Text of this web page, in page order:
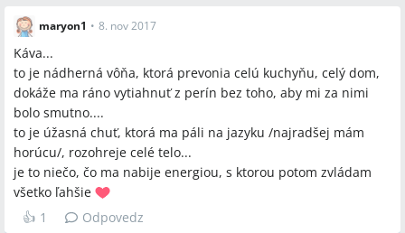
Q:Ako káva súvisí s vôňou a spomienkami?
A:Viacerí uviedli, že vôňa čerstvo pomletej kávy evokuje
spomienky z detstva a domova a že vôňa samotná je pre nich
dôležitou súčasťou zážitku.
Závery z diskusie
Zhoda
Káva je prevažne vnímaná ako ranný „životabudič“, zdroj
maryon1 • 8. nov 2017
Káva...
to je nádherná vôňa, ktorá prevonia celú kuchyňu, celý dom,
dokáže ma ráno vytiahnuť z perín bez toho, aby mi za nimi
bolo smutno....
to je úžasná chuť, ktorá ma páli na jazyku /najradšej mám
horúcu/, rozohreje celé telo...
je to niečo, čo ma nabije energiou, s ktorou potom zvládam
všetko ľahšie
👍 1 Odpovedz